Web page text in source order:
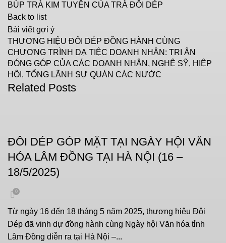
BÚP TRÀ KIM TUYÊN CỦA TRÀ ĐÔI DÉP
Back to list
Bài viết gợi ý
THƯƠNG HIỆU ĐÔI DÉP ĐỒNG HÀNH CÙNG
CHƯƠNG TRÌNH DẠ TIỆC DOANH NHÂN: TRI ÂN
ĐÓNG GÓP CỦA CÁC DOANH NHÂN, NGHỆ SỸ, HIỆP
HỘI, TỔNG LÃNH SỰ QUÁN CÁC NƯỚC
Related Posts
ĐÔI DÉP GÓP MẶT TẠI NGÀY HỘI VĂN
HÓA LÂM ĐỒNG TẠI HÀ NỘI (16 –
18/5/2025)
0
Từ ngày 16 đến 18 tháng 5 năm 2025, thương hiệu Đôi
Dép đã vinh dự đồng hành cùng Ngày hội Văn hóa tỉnh
Lâm Đồng diễn ra tại Hà Nội –...